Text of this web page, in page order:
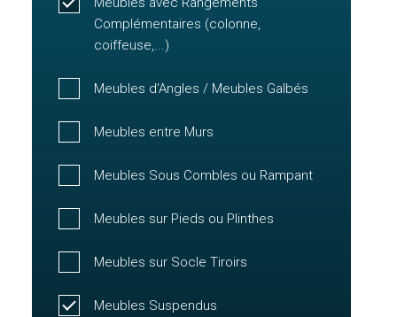
Complémentaires (colonne,
coiffeuse,...)
Meubles d'Angles / Meubles Galbés
Meubles entre Murs
Meubles Sous Combles ou Rampant
Meubles sur Pieds ou Plinthes
Meubles sur Socle Tiroirs
Meubles Suspendus